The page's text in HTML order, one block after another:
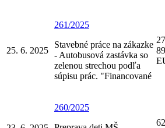
25. 6. 2025
261/2025
Stavebné práce na zákazke
- Autobusová zastávka so
zelenou strechou podľa
súpisu prác. "Financované
27
260/2025